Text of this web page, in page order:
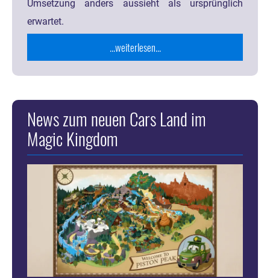
Umsetzung anders aussieht als ursprünglich
erwartet.
...weiterlesen...
News zum neuen Cars Land im
Magic Kingdom